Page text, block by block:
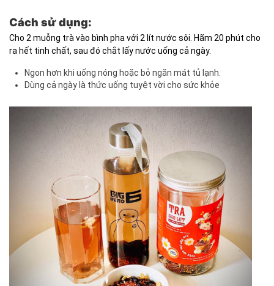
Cách sử dụng:
Cho 2 muỗng trà vào bình pha với 2 lít nước sôi. Hãm 20 phút cho
ra hết tinh chất, sau đó chắt lấy nước uống cả ngày.
Ngon hơn khi uống nóng hoặc bỏ ngăn mát tủ lạnh.
Dùng cả ngày là thức uống tuyệt vời cho sức khỏe